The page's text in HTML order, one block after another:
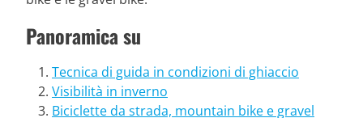
Panoramica su
Tecnica di guida in condizioni di ghiaccio
Visibilità in inverno
Biciclette da strada, mountain bike e gravel